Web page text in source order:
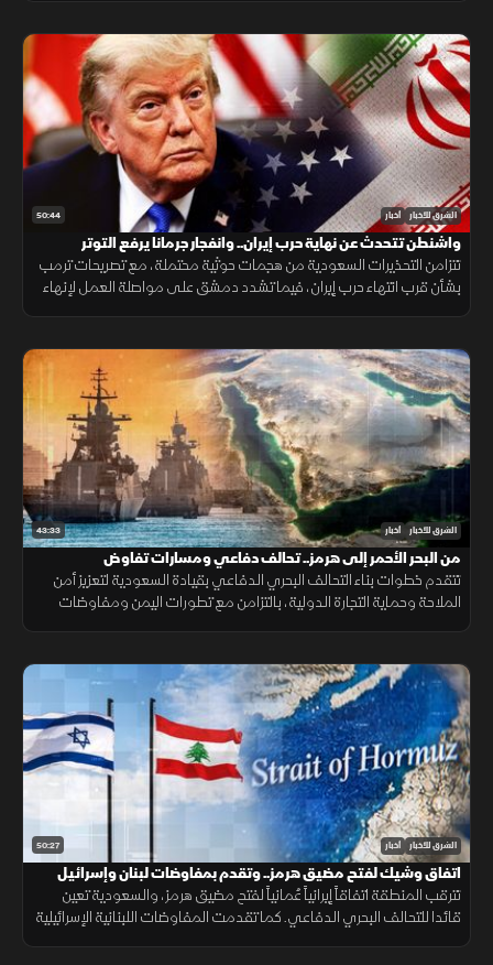
50:44 الشرق للأخبار أخبار
واشنطن تتحدث عن نهاية حرب إيران.. وانفجار جرمانا يرفع التوتر
تتزامن التحذيرات السعودية من هجمات حوثية محتملة، مع تصريحات ترمب
بشأن قرب انتهاء حرب إيران، فيما تشدد دمشق على مواصلة العمل لإنهاء
43:33 الشرق للأخبار أخبار
من البحر الأحمر إلى هرمز.. تحالف دفاعي ومسارات تفاوض
تتقدم خطوات بناء التحالف البحري الدفاعي بقيادة السعودية لتعزيز أمن
الملاحة وحماية التجارة الدولية، بالتزامن مع تطورات اليمن ومفاوضات
50:27 الشرق للأخبار أخبار
اتفاق وشيك لفتح مضيق هرمز.. وتقدم بمفاوضات لبنان وإسرائيل
تترقب المنطقة اتفاقاً إيرانياً عُمانياً لفتح مضيق هرمز، والسعودية تعين
قائدا للتحالف البحري الدفاعي. كما تقدمت المفاوضات اللبنانية الإسرائيلية